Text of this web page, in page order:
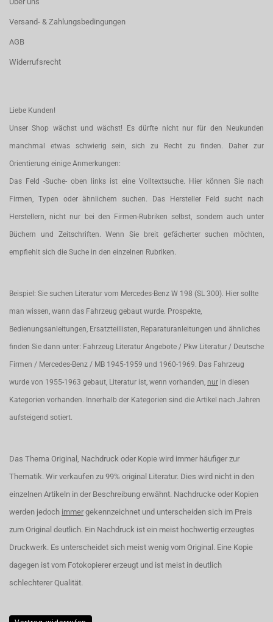
Versand- & Zahlungsbedingungen
AGB
Widerrufsrecht
Liebe Kunden!
Unser Shop wächst und wächst! Es dürfte nicht nur für den Neukunden
manchmal etwas schwierig sein, sich zu Recht zu finden. Daher zur
Orientierung einige Anmerkungen:
Das Feld -Suche- oben links ist eine Volltextsuche. Hier können Sie nach
Firmen, Typen oder ähnlichem suchen. Das Hersteller Feld sucht nach
Herstellern, nicht nur bei den Firmen-Rubriken selbst, sondern auch unter
Büchern und Zeitschriften. Wenn Sie breit gefächerter suchen möchten,
empfiehlt sich die Suche in den einzelnen Rubriken.
Beispiel: Sie suchen Literatur vom Mercedes-Benz W 198 (SL 300). Hier sollte
man wissen, wann das Fahrzeug gebaut wurde. Prospekte,
Bedienungsanleitungen, Ersatzteillisten, Reparaturanleitungen und ähnliches
finden Sie dann unter: Fahrzeug Literatur Angebote / Pkw Literatur / Deutsche
Firmen / Mercedes-Benz / MB 1945-1959 und 1960-1969. Das Fahrzeug
wurde von 1955-1963 gebaut, Literatur ist, wenn vorhanden, nur in diesen
Kategorien vorhanden. Innerhalb der Kategorien sind die Artikel nach Jahren
aufsteigend sotiert.
Das Thema Original, Nachdruck oder Kopie wird immer häufiger zur
Thematik. Wir verkaufen zu 99% original Literatur. Dies wird nicht in den
einzelnen Artikeln in der Beschreibung erwähnt. Nachdrucke oder Kopien
werden jedoch immer gekennzeichnet und unterscheiden sich im Preis
zum Original deutlich. Ein Nachdruck ist ein meist hochwertig erzeugtes
Druckwerk. Es unterscheidet sich meist wenig vom Original. Eine Kopie
dagegen ist vom Fotokopierer erzeugt und ist meist in deutlich
schlechterer Qualität.